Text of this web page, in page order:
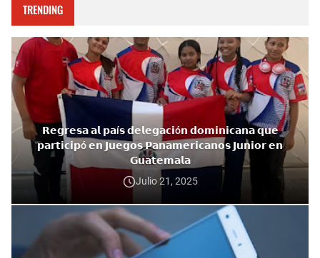
TRENDING
𝗥𝗲𝗴𝗿𝗲𝘀𝗮 𝗮𝗹 𝗽𝗮í𝘀 𝗱𝗲𝗹𝗲𝗴𝗮𝗰𝗶ó𝗻 𝗱𝗼𝗺𝗶𝗻𝗶𝗰𝗮𝗻𝗮 𝗾𝘂𝗲
𝗽𝗮𝗿𝘁𝗶𝗰𝗶𝗽ó 𝗲𝗻 𝗝𝘂𝗲𝗴𝗼𝘀 𝗣𝗮𝗻𝗮𝗺𝗲𝗿𝗶𝗰𝗮𝗻𝗼𝘀 𝗝𝘂𝗻𝗶𝗼𝗿 𝗲𝗻
𝗚𝘂𝗮𝘁𝗲𝗺𝗮𝗹𝗮
Julio 21, 2025